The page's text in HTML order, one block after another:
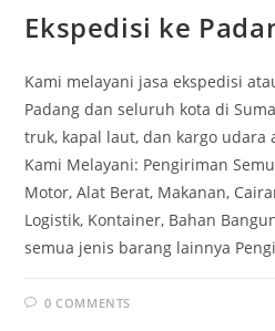
Ekspedisi ke
Kami melayani jasa ekspedisi
Padang dan seluruh kota di
truk, kapal laut, dan kargo udara
Kami Melayani: Pengiriman
Motor, Alat Berat, Makanan,
Logistik, Kontainer, Bahan
semua jenis barang lainnya
0 COMMENTS